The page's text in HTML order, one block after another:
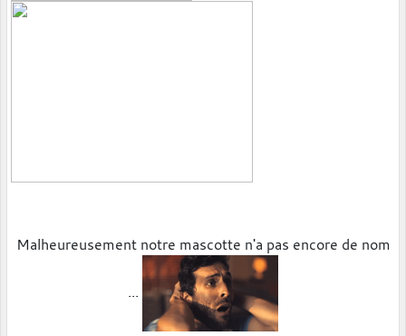
Malheureusement notre mascotte n'a pas encore de nom
...